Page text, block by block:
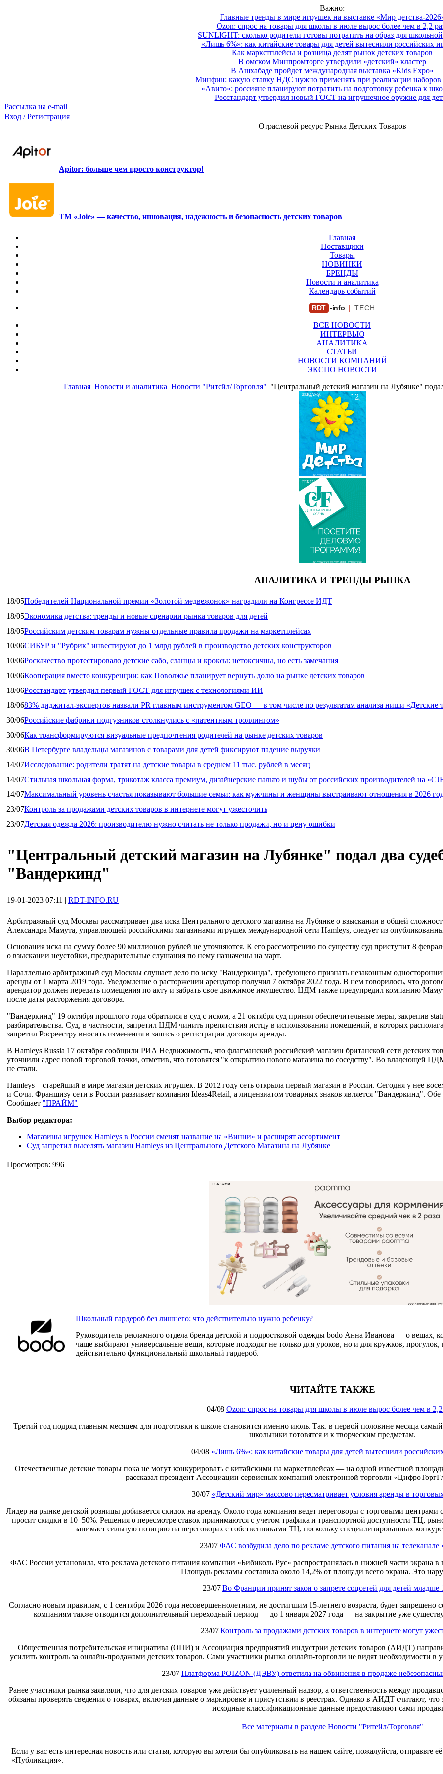
Важно:
Главные тренды в мире игрушек на выставке «Мир детства-
Ozon: спрос на товары для школы в июле вырос более чем в 2,2
SUNLIGHT: сколько родители готовы потратить на образ для
«Лишь 6%»: как китайские товары для детей вытеснили российских
Как маркетплейсы и розница делят рынок детских товаров
В омском Минпромторге утвердили «детский» кластер
В Ашхабаде пройдет международная выставка «Kids Expo»
Минфин: какую ставку НДС нужно применять при реализации наборов
«Авито»: россияне планируют потратить на подготовку ребенка к
Росстандарт утвердил новый ГОСТ на игрушечное оружие для
Рассылка на e-mail
Вход / Регистрация
Отраслевой ресурс Рынка Детских Товаров
Apitor: больше чем просто конструктор!
ТМ «Joie» — качество, инновация, надежность и безопасность детских товаров
Главная
Поставщики
Товары
НОВИНКИ
БРЕНДЫ
Новости и аналитика
Календарь событий
RDT -info | TECH
ВСЕ НОВОСТИ
ИНТЕРВЬЮ
АНАЛИТИКА
СТАТЬИ
НОВОСТИ КОМПАНИЙ
ЭКСПО НОВОСТИ
Главная Новости и аналитика Новости "Ритейл/Торговля" "Центральный детский магазин на Лубянке"
РЕКЛАМА
АО "ЭКСПОЦЕНТР" ИНН: 7718033809
РЕКЛАМА
АО "ЭКСПОЦЕНТР" ИНН: 7718033809
АНАЛИТИКА И ТРЕНДЫ РЫНКА
18/05Победителей Национальной премии «Золотой медвежонок» наградили на Конгрессе ИДТ
18/05Экономика детства: тренды и новые сценарии рынка товаров для детей
18/05Российским детским товарам нужны отдельные правила продажи на маркетплейсах
10/06СИБУР и "Рубрик" инвестируют до 1 млрд рублей в производство детских конструкторов
10/06Роскачество протестировало детские сабо, сланцы и кроксы: нетоксичны, но есть замечания
10/06Кооперация вместо конкуренции: как Поволжье планирует вернуть долю на рынке детских товаров
18/06Росстандарт утвердил первый ГОСТ для игрушек с технологиями ИИ
18/0683% диджитал‑экспертов назвали PR главным инструментом GEO — в том числе по результатам анализа ниши «Детские
30/06Российские фабрики подгузников столкнулись с «патентным троллингом»
30/06Как трансформируются визуальные предпочтения родителей на рынке детских товаров
30/06В Петербурге владельцы магазинов с товарами для детей фиксируют падение выручки
14/07Исследование: родители тратят на детские товары в среднем 11 тыс. рублей в месяц
14/07Стильная школьная форма, трикотаж класса премиум, дизайнерские пальто и шубы от российских производителей на
14/07Максимальный уровень счастья показывают большие семьи: как мужчины и женщины выстраивают отношения в 2026
23/07Контроль за продажами детских товаров в интернете могут ужесточить
23/07Детская одежда 2026: производителю нужно считать не только продажи, но и цену ошибки
"Центральный детский магазин на Лубянке" подал два
"Вандеркинд"
19-01-2023 07:11 | RDT-INFO.RU
Арбитражный суд Москвы рассматривает два иска Центрального детского магазина на Лубянке о взыскании в общей
Александра Мамута, управляющей российскими магазинами игрушек международной сети Hamleys, следует из
Основания иска на сумму более 90 миллионов рублей не уточняются. К его рассмотрению по существу суд приступит 8
о взыскании неустойки, предварительные слушания по нему назначены на март.
Параллельно арбитражный суд Москвы слушает дело по иску "Вандеркинда", требующего признать незаконным
аренды от 1 марта 2019 года. Уведомление о расторжении арендатор получил 7 октября 2022 года. В нем говорилось, что
арендатор должен передать помещения по акту и забрать свое движимое имущество. ЦДМ также предупредил компанию
после даты расторжения договора.
"Вандеркинд" 19 октября прошлого года обратился в суд с иском, а 21 октября суд принял обеспечительные меры, закрепив
разбирательства. Суд, в частности, запретил ЦДМ чинить препятствия истцу в использовании помещений, в которых
запретил Росреестру вносить изменения в запись о регистрации договора аренды.
В Hamleys Russia 17 октября сообщили РИА Недвижимость, что флагманский российский магазин британской сети детских
уточнили адрес новой торговой точки, отметив, что готовятся "к открытию нового магазина по соседству". Во владеющей
не стали.
Hamleys – старейший в мире магазин детских игрушек. В 2012 году сеть открыла первый магазин в России. Сегодня у нее
и Сочи. Франшизу сети в России развивает компания Ideas4Retail, а лицензиатом товарных знаков является "Вандеркинд".
Сообщает "ПРАЙМ"
Выбор редактора:
Магазины игрушек Hamleys в России сменят название на «Винни» и расширят ассортимент
Суд запретил выселять магазин Hamleys из Центрального Детского Магазина на Лубянке
Просмотров: 996
РЕКЛАМА
ООО "АРТИАЛ" ИНН:
Школьный гардероб без лишнего: что действительно нужно ребенку?
Руководитель рекламного отдела бренда детской и подростковой одежды bodo Анна Иванова — о вещах,
чаще выбирают универсальные вещи, которые подходят не только для уроков, но и для кружков, прогулок,
действительно функциональный школьный гардероб.
ЧИТАЙТЕ ТАКЖЕ
04/08 Ozon: спрос на товары для школы в июле вырос более чем в 2,2
Третий год подряд главным месяцем для подготовки к школе становится именно июль. Так, в первой половине месяца
школьники готовятся и к творческим предметам.
04/08 «Лишь 6%»: как китайские товары для детей вытеснили
Отечественные детские товары пока не могут конкурировать с китайскими на маркетплейсах — на одной известной
рассказал президент Ассоциации сервисных компаний электронной торговли
30/07 «Детский мир» массово пересматривает условия аренды в
Лидер на рынке детской розницы добивается скидок на аренду. Около года компания ведет переговоры с торговыми
просит скидки в 10–50%. Решения о пересмотре ставок принимаются с учетом трафика и транспортной доступности ТЦ,
занимает сильную позицию на переговорах с собственниками ТЦ, поскольку специализированных
23/07 ФАС возбудила дело по рекламе детского питания на
ФАС России установила, что реклама детского питания компании «Бибиколь Рус» распространялась в нижней части экрана
Площадь рекламы составила около 14,2% от площади всего экрана. Это
23/07 Во Франции принят закон о запрете соцсетей для детей младше
Согласно новым правилам, с 1 сентября 2026 года несовершеннолетним, не достигшим 15-летнего возраста, будет
компаниям также отводится дополнительный переходный период — до 1 января 2027 года — на закрытие уже
23/07 Контроль за продажами детских товаров в интернете могут
Общественная потребительская инициатива (ОПИ) и Ассоциация предприятий индустрии детских товаров (АИДТ)
усилить контроль за онлайн‑продажами детских товаров. Сами участники рынка онлайн-торговли не видят необходимости
23/07 Платформа POIZON (ДЭВУ) ответила на обвинения в продаже
Ранее участники рынка заявляли, что для детских товаров уже действует усиленный надзор, а ответственность между
обязаны проверять сведения о товарах, включая данные о маркировке и присутствии в реестрах. Однако в АИДТ считают, что
исходные классификационные данные предоставляют сами
Все материалы в разделе Новости "Ритейл/Торговля"
Если у вас есть интересная новость или статья, которую вы хотели бы опубликовать на нашем сайте, пожалуйста, отправьте
«Публикация».